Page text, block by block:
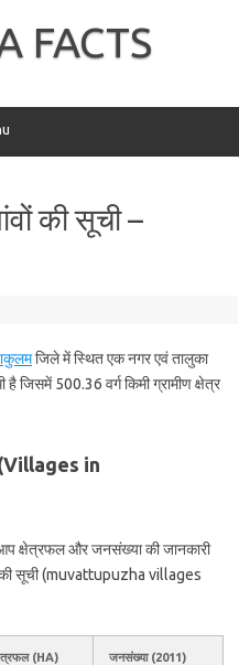
FACTS
की सूची –
जिले में स्थित एक नगर एवं तालुका
जिसमें 500.36 वर्ग किमी ग्रामीण क्षेत्र
(Villages in
क्षेत्रफल और जनसंख्या की जानकारी
की सूची (muvattupuzha villages
(HA) जनसंख्या (2011)